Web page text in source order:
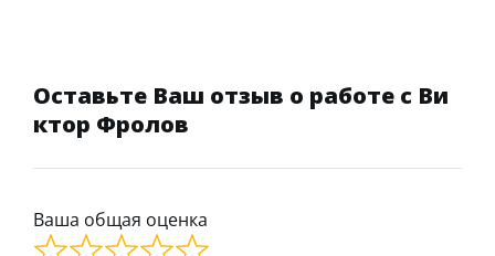
Оставьте Ваш отзыв о работе с Ви
ктор Фролов
Ваша общая оценка